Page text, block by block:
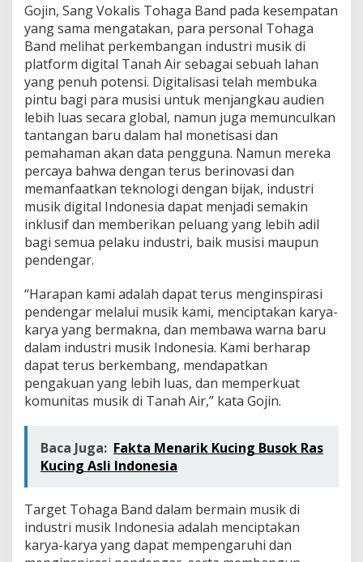
Gojin, Sang Vokalis Tohaga Band pada kesempatan
yang sama mengatakan, para personal Tohaga
Band melihat perkembangan industri musik di
platform digital Tanah Air sebagai sebuah lahan
yang penuh potensi. Digitalisasi telah membuka
pintu bagi para musisi untuk menjangkau audien
lebih luas secara global, namun juga memunculkan
tantangan baru dalam hal monetisasi dan
pemahaman akan data pengguna. Namun mereka
percaya bahwa dengan terus berinovasi dan
memanfaatkan teknologi dengan bijak, industri
musik digital Indonesia dapat menjadi semakin
inklusif dan memberikan peluang yang lebih adil
bagi semua pelaku industri, baik musisi maupun
pendengar.
“Harapan kami adalah dapat terus menginspirasi
pendengar melalui musik kami, menciptakan karya-
karya yang bermakna, dan membawa warna baru
dalam industri musik Indonesia. Kami berharap
dapat terus berkembang, mendapatkan
pengakuan yang lebih luas, dan memperkuat
komunitas musik di Tanah Air,” kata Gojin.
Baca Juga: Fakta Menarik Kucing Busok Ras
Kucing Asli Indonesia
Target Tohaga Band dalam bermain musik di
industri musik Indonesia adalah menciptakan
karya-karya yang dapat mempengaruhi dan